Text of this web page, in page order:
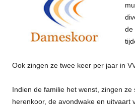
de
Ook zingen ze twee keer per jaar in
Indien de familie het wenst, zingen ze
herenkoor, de avondwake en uitvaart